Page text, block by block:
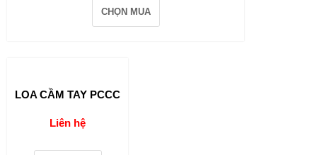
CHỌN MUA
LOA CẦM TAY PCCC
Liên hệ